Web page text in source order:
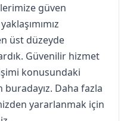
güven
üst düzeyde
Güvenilir hizmet
konusundaki
buradayız. Daha fazla
yararlanmak için